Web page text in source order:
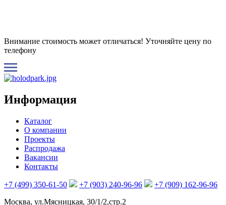
Внимание стоимость может отличаться! Уточняйте цену по
телефону
Информация
Каталог
О компании
Проекты
Распродажа
Вакансии
Контакты
+7 (499) 350-61-50 +7 (903) 240-96-96
+7 (909) 162-96-96
Москва, ул.Мясницкая, 30/1/2,стр.2